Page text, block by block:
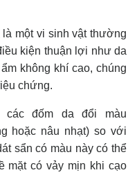
là một vi sinh vật thường
kiện thuận lợi như da
không khí cao, chúng
chứng.
các đốm da đổi màu
hoặc nâu nhạt) so với
sẩn có màu này có thể
mặt có vảy mịn khi cạo